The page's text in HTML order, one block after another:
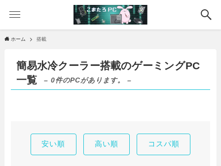
ホーム 搭載
簡易水冷クーラー搭載のゲーミングPC
一覧
– 0件のPCがあります。 –
安い順 高い順 コスパ順